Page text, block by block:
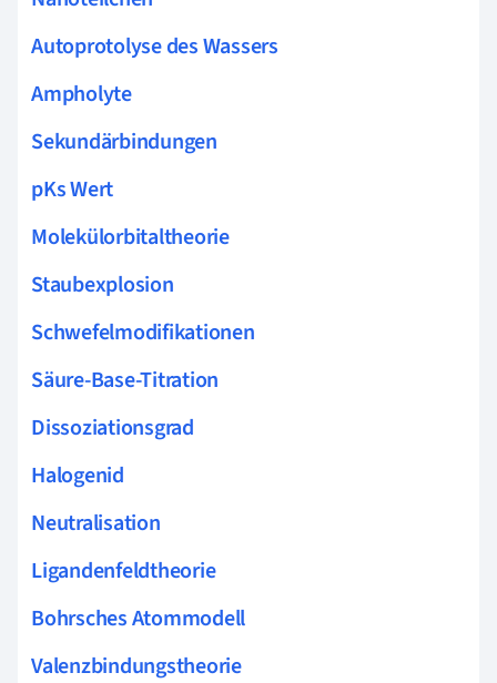
Autoprotolyse des Wassers
Ampholyte
Sekundärbindungen
pKs Wert
Molekülorbitaltheorie
Staubexplosion
Schwefelmodifikationen
Säure-Base-Titration
Dissoziationsgrad
Halogenid
Neutralisation
Ligandenfeldtheorie
Bohrsches Atommodell
Valenzbindungstheorie